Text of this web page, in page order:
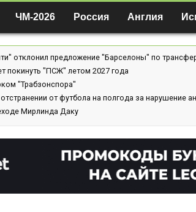
ЧМ-2026 Россия Англия
отклонил предложение "Барселоны" по
покинуть "ПСЖ" летом 2027 года
"Трабзонспора"
от футбола на полгода за нарушение
Мирлинда Даку